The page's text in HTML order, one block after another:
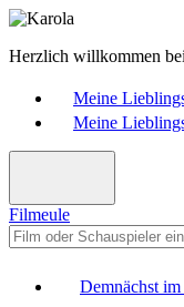
Herzlich willkommen
Meine
Meine
Filmeule
Demnächst